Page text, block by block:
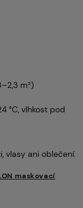
m²)
°C, vlhkost pod
vlasy ani oblečení.
maskovací